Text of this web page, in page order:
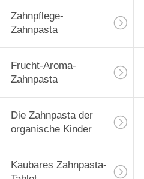
Zahnpflege-
Zahnpasta
Frucht-Aroma-
Zahnpasta
Die Zahnpasta der
organische Kinder
Kaubares Zahnpasta-